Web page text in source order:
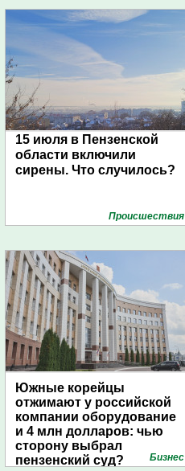
15 июля в Пензенской
области включили
сирены. Что случилось?
Проиcшествия
Южные корейцы
отжимают у российской
компании оборудование
и 4 млн долларов: чью
сторону выбрал
пензенский суд?
Бизнес